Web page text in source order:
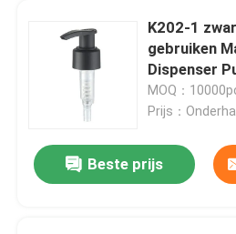
K202-1
gebruiken
Dispenser
MOQ：
Prijs：
Beste prijs